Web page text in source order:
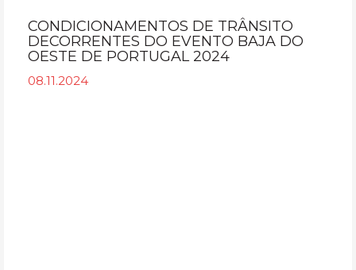
CONDICIONAMENTOS DE TRÂNSITO
DECORRENTES DO EVENTO BAJA DO
OESTE DE PORTUGAL 2024
08.11.2024